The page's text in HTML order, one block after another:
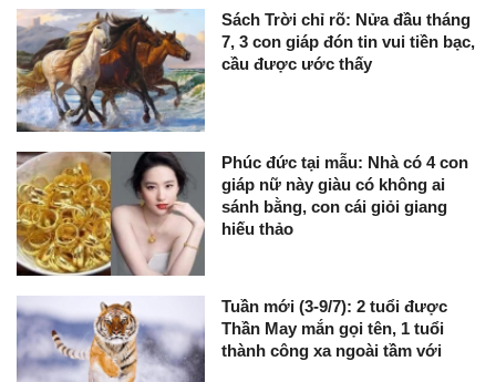
Sách Trời chỉ rõ: Nửa đầu tháng
7, 3 con giáp đón tin vui tiền bạc,
cầu được ước thấy
Phúc đức tại mẫu: Nhà có 4 con
giáp nữ này giàu có không ai
sánh bằng, con cái giỏi giang
hiếu thảo
Tuần mới (3-9/7): 2 tuổi được
Thần May mắn gọi tên, 1 tuổi
thành công xa ngoài tầm với